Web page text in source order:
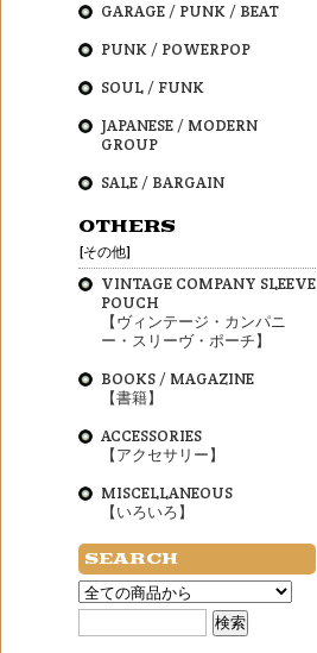
GARAGE / PUNK / BEAT
PUNK / POWERPOP
SOUL / FUNK
JAPANESE / MODERN
GROUP
SALE / BARGAIN
OTHERS
[その他]
VINTAGE COMPANY SLEEVE
POUCH
【ヴィンテージ・カンパニ
ー・スリーヴ・ポーチ】
BOOKS / MAGAZINE
【書籍】
ACCESSORIES
【アクセサリー】
MISCELLANEOUS
【いろいろ】
SEARCH